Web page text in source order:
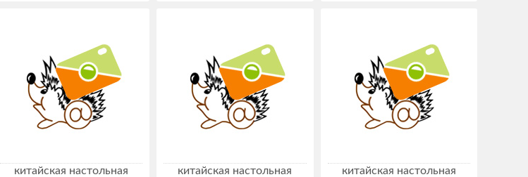
китайская настольная
китайская настольная
китайская настольная